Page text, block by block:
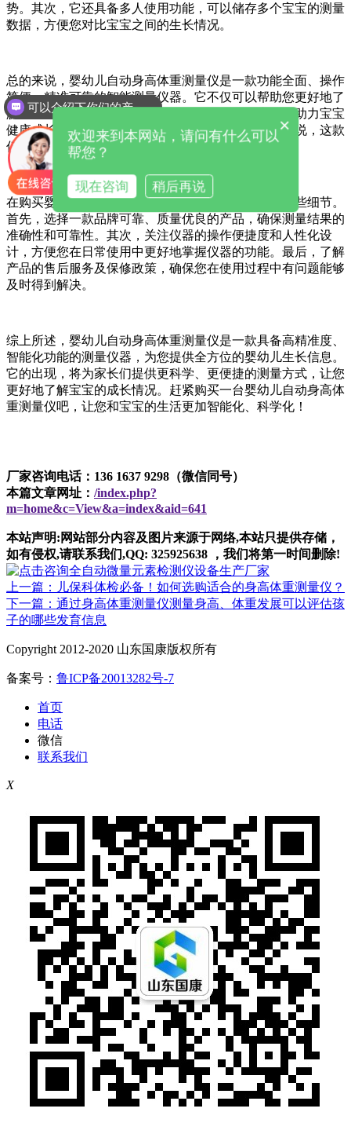
势。其次，它还具备多人使用功能，可以储存多个宝宝的测量
数据，方便您对比宝宝之间的生长情况。
总的来说，婴幼儿自动身高体重测量仪是一款功能全面、操作
简便、精准可靠的智能测量仪器。它不仅可以帮助您更好地了
解宝宝的生长情况，还能为您提供科学的数据支持，助力宝宝
健康成长。无论是对于新手爸妈还是有经验的家长来说，这款
仪器都是不可或缺的好帮手。
在购买婴幼儿自动身高体重测量仪时，您需要注意一些细节。
首先，选择一款品牌可靠、质量优良的产品，确保测量结果的
准确性和可靠性。其次，关注仪器的操作便捷度和人性化设
计，方便您在日常使用中更好地掌握仪器的功能。最后，了解
产品的售后服务及保修政策，确保您在使用过程中有问题能够
及时得到解决。
综上所述，婴幼儿自动身高体重测量仪是一款具备高精准度、
智能化功能的测量仪器，为您提供全方位的婴幼儿生长信息。
它的出现，将为家长们提供更科学、更便捷的测量方式，让您
更好地了解宝宝的成长情况。赶紧购买一台婴幼儿自动身高体
重测量仪吧，让您和宝宝的生活更加智能化、科学化！
厂家咨询电话：136 1637 9298（微信同号）
本篇文章网址： /index.php?
m=home&c=View&a=index&aid=641
本站声明:网站部分内容及图片来源于网络,本站只提供存储，
如有侵权,请联系我们,QQ: 325925638 ，我们将第一时间删除!
上一篇：儿保科体检必备！如何选购适合的身高体重测量仪？
下一篇：通过身高体重测量仪测量身高、体重发展可以评估孩
子的哪些发育信息
Copyright 2012-2020 山东国康版权所有
备案号： 鲁ICP备20013282号-7
首页
电话
微信
联系我们
X
可以介绍下你们的产品么
×
欢迎来到本网站，请问有什么可以
帮您？
现在咨询 稍后再说